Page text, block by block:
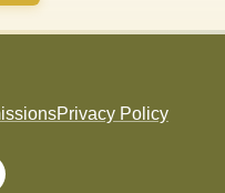
Privacy Policy